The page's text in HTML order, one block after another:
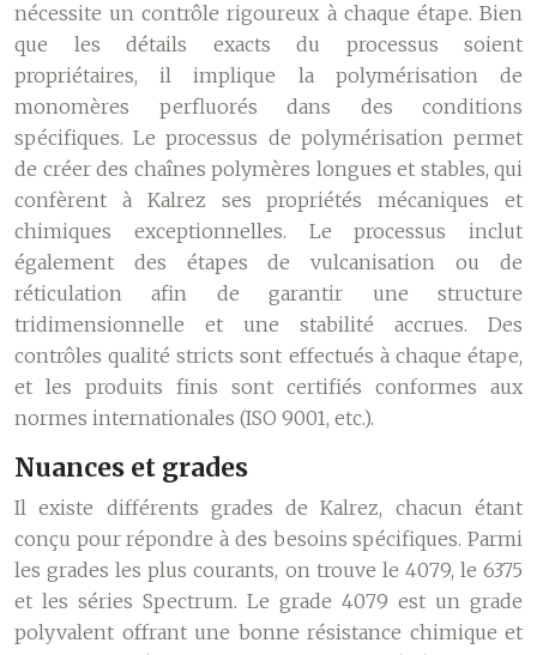
nécessite un contrôle rigoureux à chaque étape. Bien
que les détails exacts du processus soient
propriétaires, il implique la polymérisation de
monomères perfluorés dans des conditions
spécifiques. Le processus de polymérisation permet
de créer des chaînes polymères longues et stables, qui
confèrent à Kalrez ses propriétés mécaniques et
chimiques exceptionnelles. Le processus inclut
également des étapes de vulcanisation ou de
réticulation afin de garantir une structure
tridimensionnelle et une stabilité accrues. Des
contrôles qualité stricts sont effectués à chaque étape,
et les produits finis sont certifiés conformes aux
normes internationales (ISO 9001, etc.).
Nuances et grades
Il existe différents grades de Kalrez, chacun étant
conçu pour répondre à des besoins spécifiques. Parmi
les grades les plus courants, on trouve le 4079, le 6375
et les séries Spectrum. Le grade 4079 est un grade
polyvalent offrant une bonne résistance chimique et